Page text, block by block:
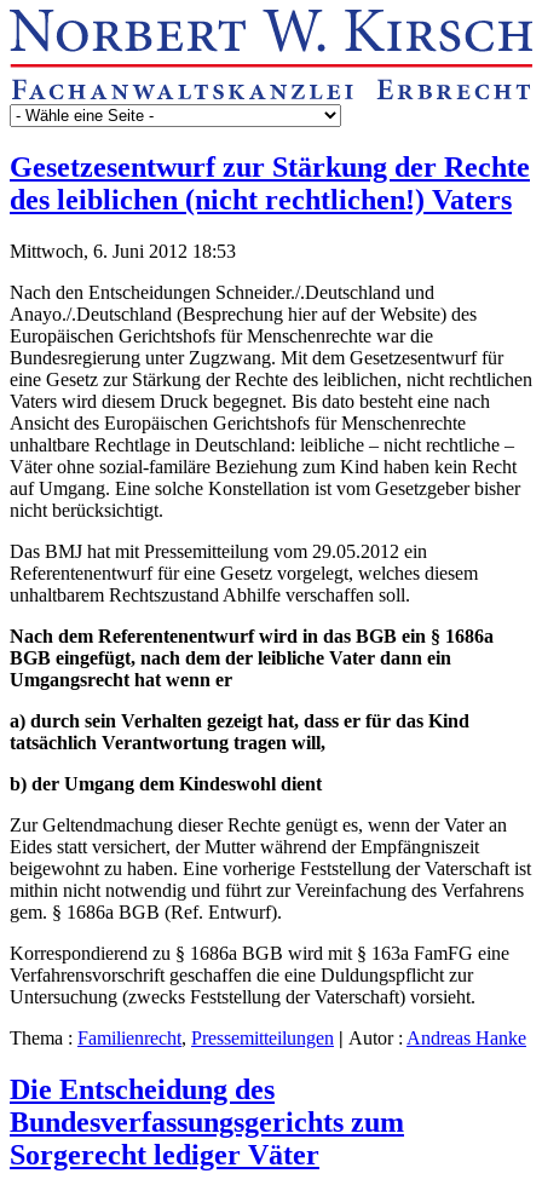
Gesetzesentwurf zur Stärkung der Rechte
des leiblichen (nicht rechtlichen!) Vaters
Mittwoch, 6. Juni 2012 18:53
Nach den Entscheidungen Schneider./.Deutschland und
Anayo./.Deutschland (Besprechung hier auf der Website) des
Europäischen Gerichtshofs für Menschenrechte war die
Bundesregierung unter Zugzwang. Mit dem Gesetzesentwurf für
eine Gesetz zur Stärkung der Rechte des leiblichen, nicht rechtlichen
Vaters wird diesem Druck begegnet. Bis dato besteht eine nach
Ansicht des Europäischen Gerichtshofs für Menschenrechte
unhaltbare Rechtlage in Deutschland: leibliche – nicht rechtliche –
Väter ohne sozial-familäre Beziehung zum Kind haben kein Recht
auf Umgang. Eine solche Konstellation ist vom Gesetzgeber bisher
nicht berücksichtigt.
Das BMJ hat mit Pressemitteilung vom 29.05.2012 ein
Referentenentwurf für eine Gesetz vorgelegt, welches diesem
unhaltbarem Rechtszustand Abhilfe verschaffen soll.
Nach dem Referentenentwurf wird in das BGB ein § 1686a
BGB eingefügt, nach dem der leibliche Vater dann ein
Umgangsrecht hat wenn er
a) durch sein Verhalten gezeigt hat, dass er für das Kind
tatsächlich Verantwortung tragen will,
b) der Umgang dem Kindeswohl dient
Zur Geltendmachung dieser Rechte genügt es, wenn der Vater an
Eides statt versichert, der Mutter während der Empfängniszeit
beigewohnt zu haben. Eine vorherige Feststellung der Vaterschaft ist
mithin nicht notwendig und führt zur Vereinfachung des Verfahrens
gem. § 1686a BGB (Ref. Entwurf).
Korrespondierend zu § 1686a BGB wird mit § 163a FamFG eine
Verfahrensvorschrift geschaffen die eine Duldungspflicht zur
Untersuchung (zwecks Feststellung der Vaterschaft) vorsieht.
Thema : Familienrecht, Pressemitteilungen | Autor : Andreas Hanke
Die Entscheidung des
Bundesverfassungsgerichts zum
Sorgerecht lediger Väter